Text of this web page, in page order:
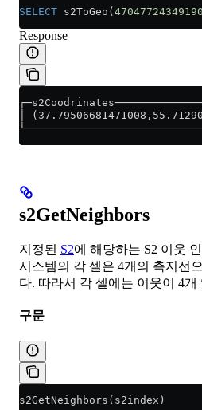
SELECT s2ToGeo(
Response
│
s2GetNeighbors
지정된 S2에 해당하는 S2 이웃
시스템의 각 셀은 4개의 측지선
다. 따라서 각 셀에는 이웃이 4개
구문
s2GetNeighbors(s2index)